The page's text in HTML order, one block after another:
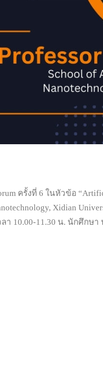
ครั้งที่ 6 ในหัวข้อ
Xidian
10.00-11.30 น. นักศึกษ